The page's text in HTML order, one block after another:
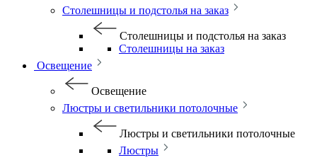
Столешницы и подстолья на заказ
Столешницы и подстолья на заказ
Столешницы на заказ
Освещение
Освещение
Люстры и светильники потолочные
Люстры и светильники потолочные
Люстры